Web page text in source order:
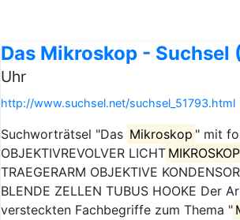
Das Mikroskop -
Uhr
http://www.suchsel.net/suchsel_51793.html
Suchworträtsel "Das Mikroskop " mit
OBJEKTIVREVOLVER LICHT MIKROSKOP
TRAEGERARM OBJEKTIVE
BLENDE ZELLEN TUBUS HOOKE Der
versteckten Fachbegriffe zum Thema "